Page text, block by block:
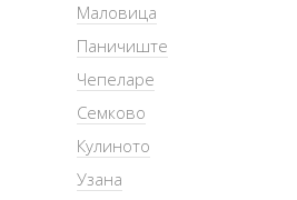
Маловица
Паничиште
Чепеларе
Семково
Кулиното
Узана